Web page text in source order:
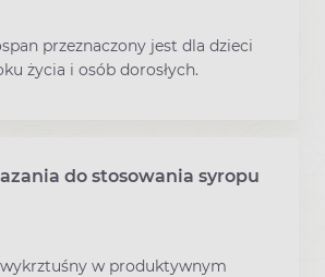
przeznaczony jest dla dzieci
życia i osób dorosłych.
do stosowania syropu
w produktywnym